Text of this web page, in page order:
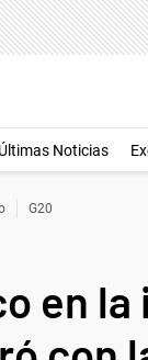
Últimas Noticias
G20
en